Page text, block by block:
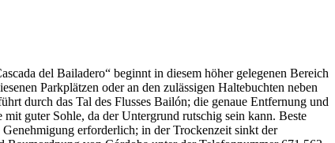
del Bailadero“ beginnt in diesem höher gelegenen Bereich
Parkplätzen oder an den zulässigen Haltebuchten neben
durch das Tal des Flusses Bailón; die genaue Entfernung und
guter Sohle, da der Untergrund rutschig sein kann. Beste
erforderlich; in der Trockenzeit sinkt der